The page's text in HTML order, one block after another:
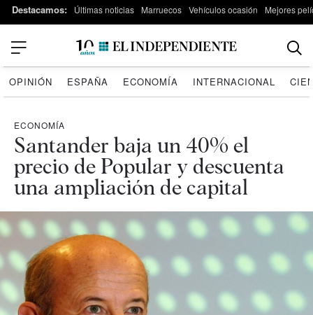
Destacamos: Últimas noticias Marruecos Vehículos ocasión Mejores
OPINIÓN ESPAÑA ECONOMÍA INTERNACIONAL
ECONOMÍA
Santander baja un 40% el
precio de Popular y descuenta
una ampliación de capital